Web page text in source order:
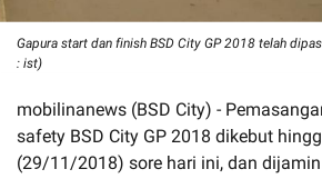
Gapura start dan finish BSD City GP 2018 telah
: ist)
mobilinanews (BSD City) -
safety BSD City GP 2018 dikebut
(29/11/2018) sore hari ini, dan